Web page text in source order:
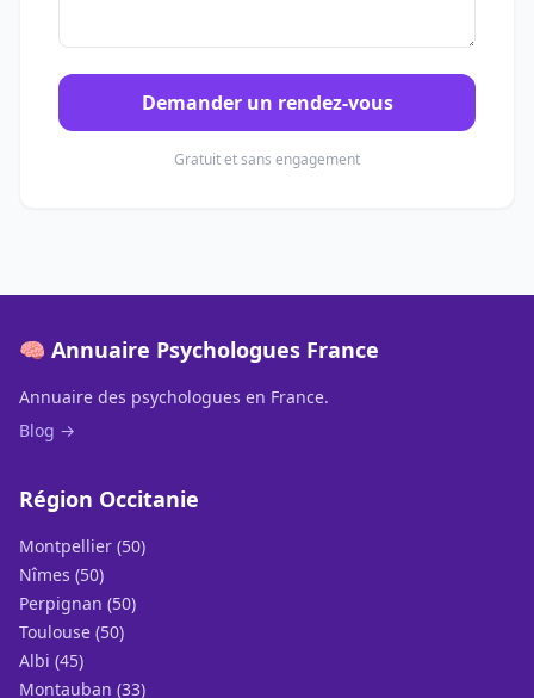
Demander un rendez-vous
Gratuit et sans engagement
🧠 Annuaire Psychologues France
Annuaire des psychologues en France.
Blog →
Région Occitanie
Montpellier (50)
Nîmes (50)
Perpignan (50)
Toulouse (50)
Albi (45)
Montauban (33)